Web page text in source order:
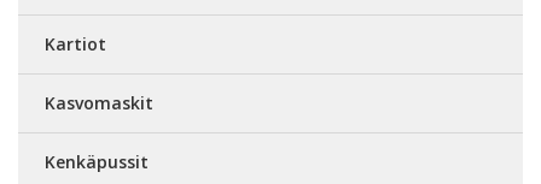
Kartiot
Kasvomaskit
Kenkäpussit